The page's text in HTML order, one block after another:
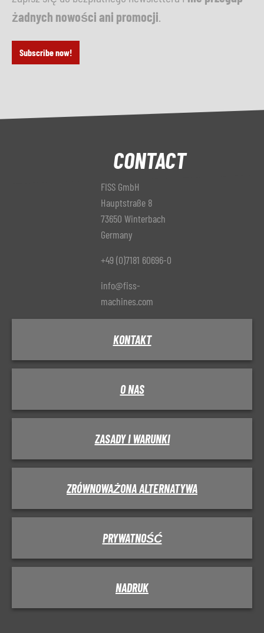
żadnych nowości ani promocji
Subscribe now!
CONTACT
FISS GmbH
Hauptstraße 8
73650 Winterbach
Germany
+49 (0)7181 60696-0
info@fiss-
machines.com
KONTAKT
O NAS
ZASADY I WARUNKI
ZRÓWNOWAŻONA ALTERNATYWA
PRYWATNOŚĆ
NADRUK